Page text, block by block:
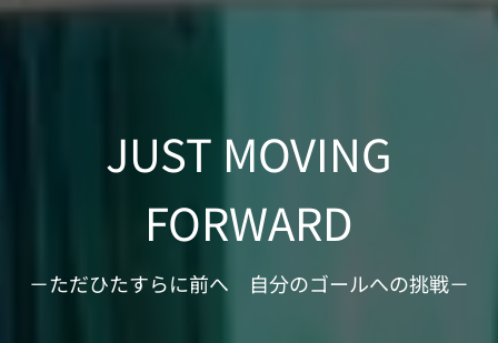
JUST MOVING
FORWARD
－ただひたすらに前へ 自分のゴールへの挑戦－